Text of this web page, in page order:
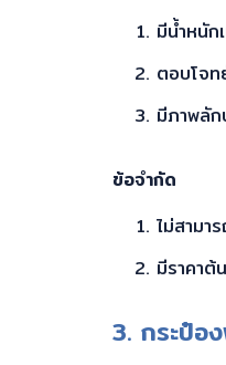
มีน้ำหนัก
ตอบโจท
มีภาพลั
ข้อจำกัด
ไม่สามา
มีราคาต้
3. กระป๋อ